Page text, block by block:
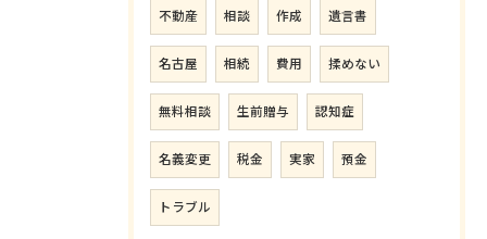
不動産 相談 作成 遺言書
名古屋 相続 費用 揉めない
無料相談 生前贈与 認知症
名義変更 税金 実家 預金
トラブル